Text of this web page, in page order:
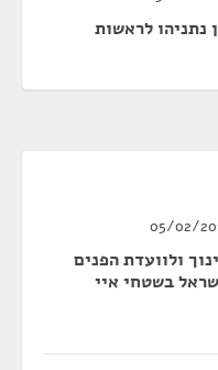
נתניהו לראשות
ולוועדת הפנים
בשטחי איי